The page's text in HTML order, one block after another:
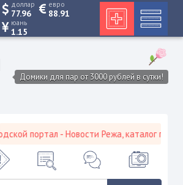
доллар
77.96
евро
88.91
юань
1.15
Домики для пар от 3000 рублей в сутки!
портал - Новости Режа, каталог